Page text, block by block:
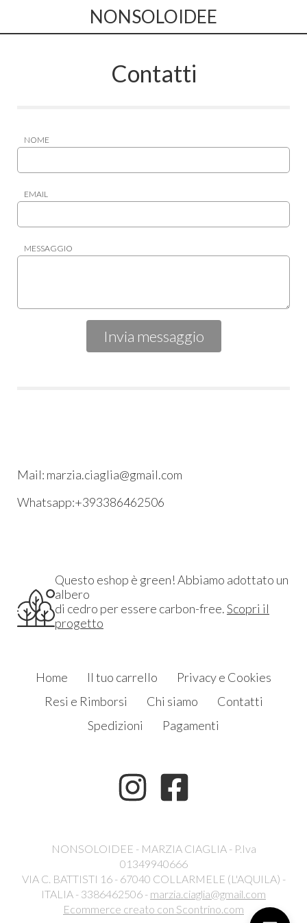
NONSOLOIDEE
Contatti
NOME
EMAIL
MESSAGGIO
Mail: marzia.ciaglia@gmail.com
Whatsapp:+393386462506
Questo eshop è green! Abbiamo adottato un
albero
di cedro per essere carbon-free.Scopri il
progetto
Home Il tuo carrello
Privacy e Cookies
Resi e Rimborsi
Chi siamo
Contatti
Spedizioni
Pagamenti
NONSOLOIDEE - MARZIA CIAGLIA - P.Iva
01349940666
VIA C. BATTISTI 16 - 67040 COLLARMELE (L'AQUILA) -
ITALIA - 3386462506 - marzia.ciaglia@gmail.com
Ecommerce creato con Scontrino.com